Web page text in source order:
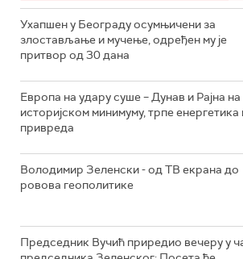
Ухапшен у Београду осумњичени за
злостављање и мучење, одређен му је
притвор од 30 дана
Европа на удару суше – Дунав и Рајна на
историјском минимуму, трпе енергетика
привреда
Володимир Зеленски - од ТВ екрана до
ровова геополитике
Председник Вучић приредио вечеру у